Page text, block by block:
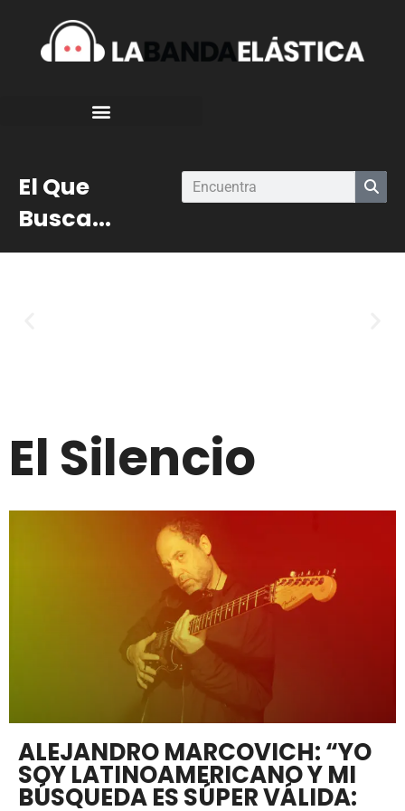
El Que
Busca...
El Silencio
ALEJANDRO MARCOVICH: “YO
SOY LATINOAMERICANO Y MI
BÚSQUEDA ES SÚPER VÁLIDA: